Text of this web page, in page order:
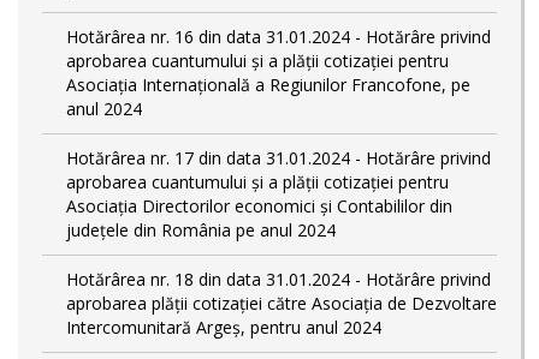
Hotărârea nr. 16 din data 31.01.2024 - Hotărâre privind
aprobarea cuantumului și a plății cotizației pentru
Asociația Internațională a Regiunilor Francofone, pe
anul 2024
Hotărârea nr. 17 din data 31.01.2024 - Hotărâre privind
aprobarea cuantumului și a plății cotizației pentru
Asociația Directorilor economici și Contabililor din
județele din România pe anul 2024
Hotărârea nr. 18 din data 31.01.2024 - Hotărâre privind
aprobarea plății cotizației către Asociația de Dezvoltare
Intercomunitară Argeș, pentru anul 2024